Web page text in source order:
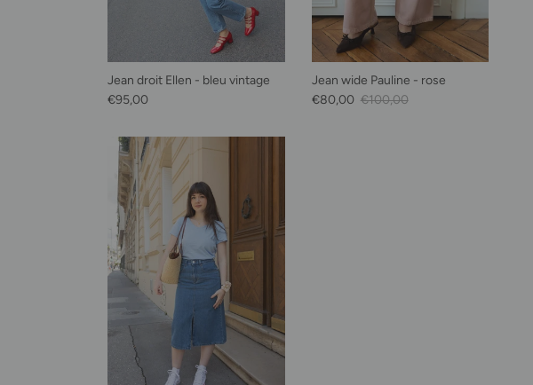
Jean droit Ellen - bleu vintage
Prix habituel
€95,00
Jean wide Pauline - rose
Prix soldé
€80,00 Prix habituel
€100,00